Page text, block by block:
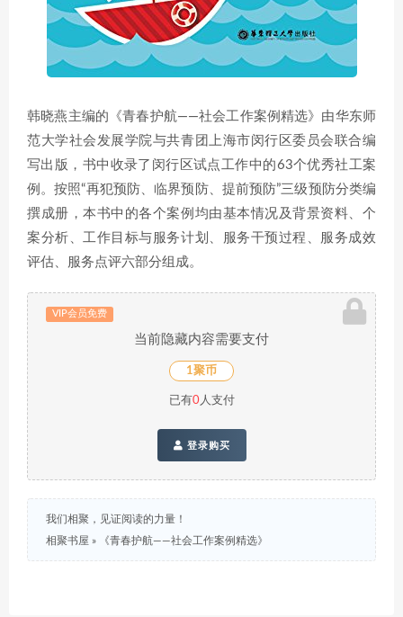
韩晓燕主编的《青春护航——社会工作案例精选》由华东师
范大学社会发展学院与共青团上海市闵行区委员会联合编
写出版，书中收录了闵行区试点工作中的63个优秀社工案
例。按照“再犯预防、临界预防、提前预防”三级预防分类编
撰成册，本书中的各个案例均由基本情况及背景资料、个
案分析、工作目标与服务计划、服务干预过程、服务成效
评估、服务点评六部分组成。
VIP会员免费
当前隐藏内容需要支付
1聚币
已有0人支付
登录购买
我们相聚，见证阅读的力量！
相聚书屋 » 《青春护航——社会工作案例精选》